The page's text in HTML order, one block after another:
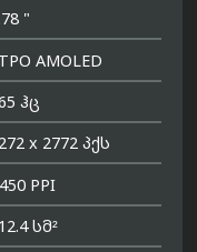
"
AMOLED
ჰც
x 2772 პქს
PPI
სმ²